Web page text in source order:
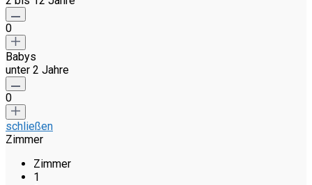
0
Babys
unter 2 Jahre
0
schließen
Zimmer
Zimmer
1